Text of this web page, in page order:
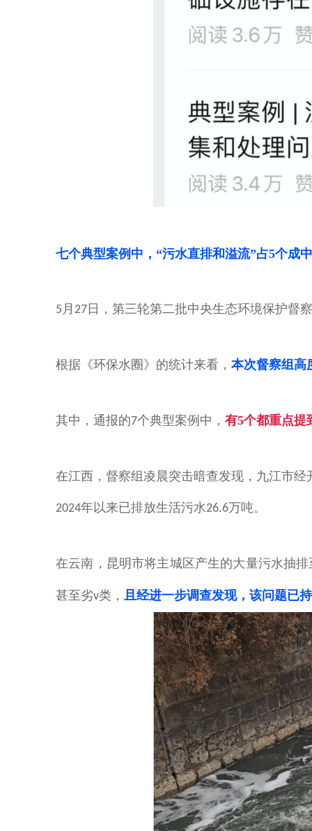
七个典型案例中，“污水直排和溢流”占5个成
5 月 27 日，第三轮第二批中央生态环境保护督
根据《环保水圈》的统计来看， 本次督察组高
其中，通报的7个典型案例中， 有5个都重点提
在江西， 督察组凌晨突击暗查发现， 九江市经
2024年以来已排放生活污水26.6万吨。
在云南， 昆明市将主城区产生的大量污水抽
甚至劣v类， 且经进一步调查发现，该问题已